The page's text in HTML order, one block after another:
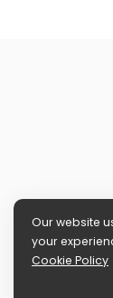
Our website
your
Cookie Policy